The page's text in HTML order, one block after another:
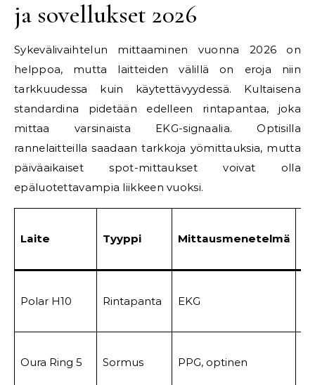
ja sovellukset 2026
Sykevälivaihtelun mittaaminen vuonna 2026 on
helppoa, mutta laitteiden välillä on eroja niin
tarkkuudessa kuin käytettävyydessä. Kultaisena
standardina pidetään edelleen rintapantaa, joka
mittaa varsinaista EKG-signaalia. Optisilla
rannelaitteilla saadaan tarkkoja yömittauksia, mutta
päiväaikaiset spot-mittaukset voivat olla
epäluotettavampia liikkeen vuoksi.
Laite Tyyppi Mittausmenetelmä
Polar H10 Rintapanta EKG
Oura Ring 5 Sormus PPG, optinen